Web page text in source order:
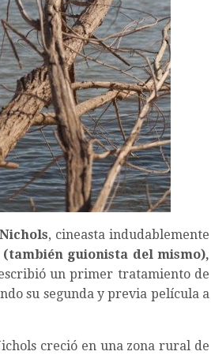
, cineasta indudablemente
guionista del mismo),
un primer tratamiento de
su segunda y previa película a
creció en una zona rural de